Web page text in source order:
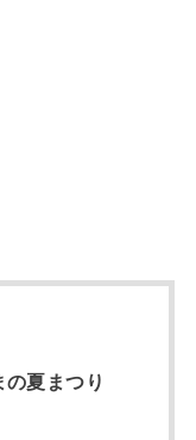
夏まつり